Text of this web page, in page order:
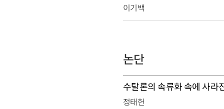
이기백
논단
수탈론의 속류화 속에 사라
정태헌